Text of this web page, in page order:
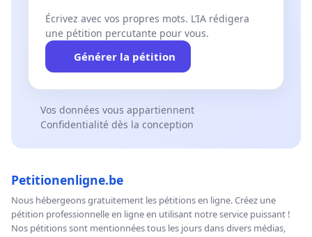
Écrivez avec vos propres mots. L’IA rédigera
une pétition percutante pour vous.
Générer la pétition
Vos données vous appartiennent
Confidentialité dès la conception
Petitionenligne.be
Nous hébergeons gratuitement les pétitions en ligne. Créez une
pétition professionnelle en ligne en utilisant notre service puissant !
Nos pétitions sont mentionnées tous les jours dans divers médias,